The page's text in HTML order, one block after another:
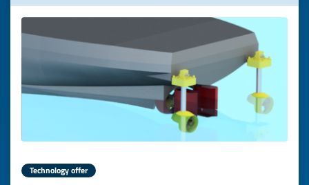
Technology offer